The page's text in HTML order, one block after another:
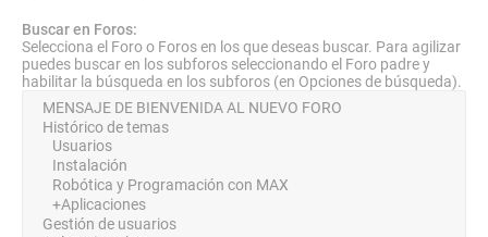
Buscar en Foros:
Selecciona el Foro o Foros en los que deseas buscar. Para agilizar
puedes buscar en los subforos seleccionando el Foro padre y
habilitar la búsqueda en los subforos (en Opciones de búsqueda).